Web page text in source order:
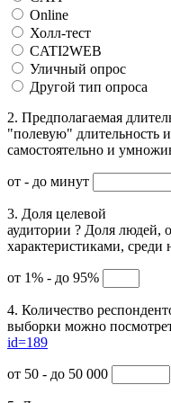
Online
Холл-тест
CATI2WEB
Уличный опрос
Другой тип опроса
2. Предполагаемая
"полевую" длительность
самостоятельно и
от - до минут
3. Доля целевой
аудитории ? Доля людей,
характеристиками, среди
от 1% - до 95%
4. Количество
выборки можно
id=189
от 50 - до 50 000